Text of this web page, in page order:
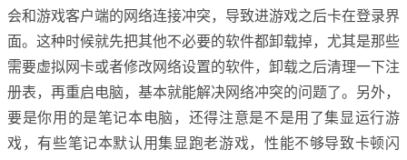
会和游戏客户端的网络连接冲突，导致进游戏之后卡在登录界
面。这种时候就先把其他不必要的软件都卸载掉，尤其是那些
需要虚拟网卡或者修改网络设置的软件，卸载之后清理一下注
册表，再重启电脑，基本就能解决网络冲突的问题了。另外，
要是你用的是笔记本电脑，还得注意是不是用了集显运行游
戏，有些笔记本默认用集显跑老游戏，性能不够导致卡顿闪